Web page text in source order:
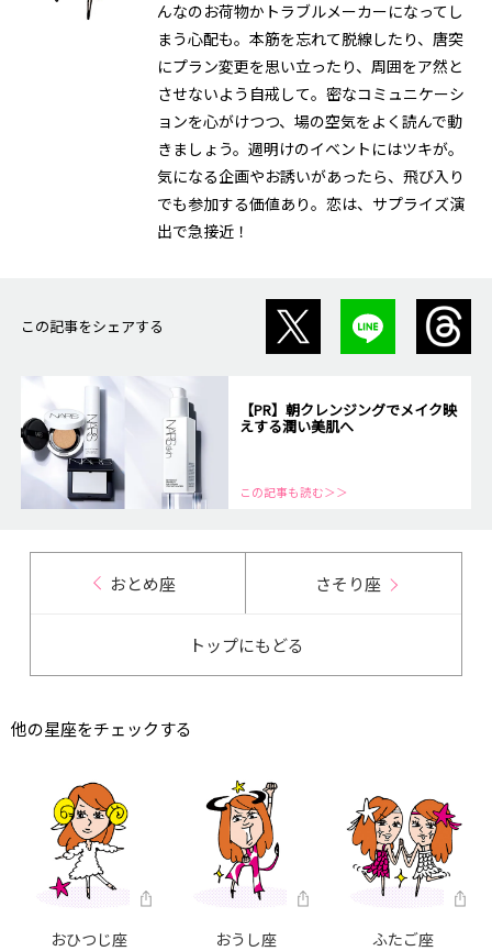
んなのお荷物かトラブルメーカーになってし
まう心配も。本筋を忘れて脱線したり、唐突
にプラン変更を思い立ったり、周囲をア然と
させないよう自戒して。密なコミュニケーシ
ョンを心がけつつ、場の空気をよく読んで動
きましょう。週明けのイベントにはツキが。
気になる企画やお誘いがあったら、飛び入り
でも参加する価値あり。恋は、サプライズ演
出で急接近！
この記事をシェアする
【PR】朝クレンジングでメイク映
えする潤い美肌へ
この記事も読む＞＞
おとめ座 さそり座
トップにもどる
他の星座をチェックする
おひつじ座 おうし座 ふたご座